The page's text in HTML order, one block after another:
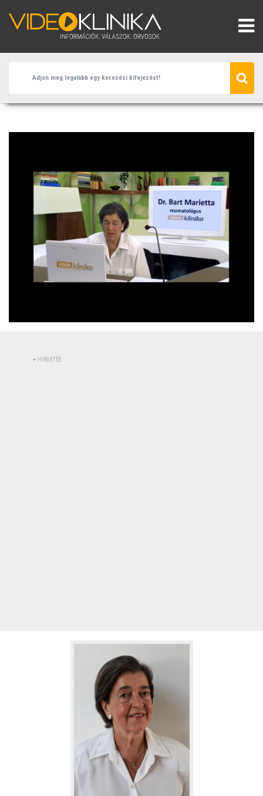
kikapcsolva
0%
0%
HIRDETÉS